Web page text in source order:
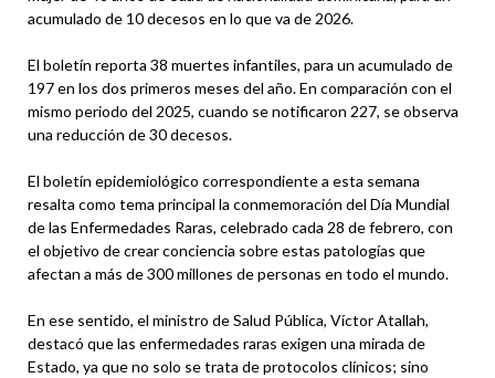
acumulado de 10 decesos en lo que va de 2026.
El boletín reporta 38 muertes infantiles, para un acumulado de
197 en los dos primeros meses del año. En comparación con el
mismo periodo del 2025, cuando se notificaron 227, se observa
una reducción de 30 decesos.
El boletín epidemiológico correspondiente a esta semana
resalta como tema principal la conmemoración del Día Mundial
de las Enfermedades Raras, celebrado cada 28 de febrero, con
el objetivo de crear conciencia sobre estas patologías que
afectan a más de 300 millones de personas en todo el mundo.
En ese sentido, el ministro de Salud Pública, Víctor Atallah,
destacó que las enfermedades raras exigen una mirada de
Estado, ya que no solo se trata de protocolos clínicos; sino